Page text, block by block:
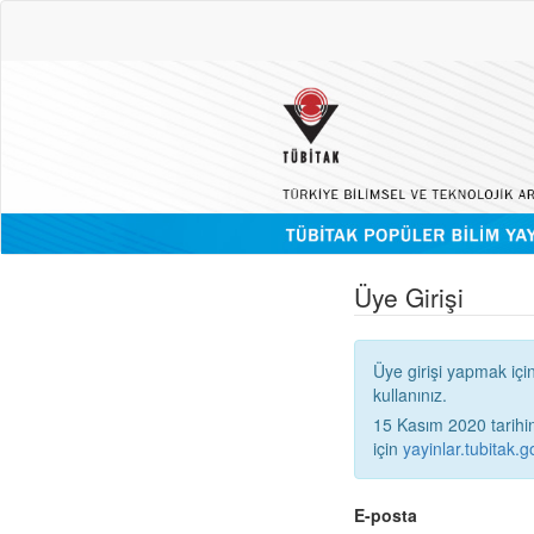
Üye Girişi
Üye girişi yapmak için
kullanınız.
15 Kasım 2020
için
E-posta